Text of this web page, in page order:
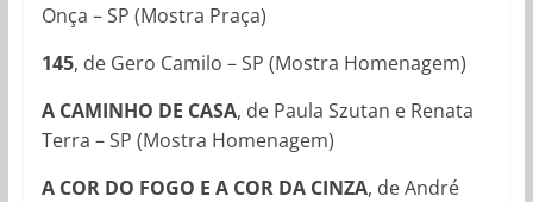
Onça – SP (Mostra Praça)
145, de Gero Camilo – SP (Mostra Homenagem)
A CAMINHO DE CASA, de Paula Szutan e Renata
Terra – SP (Mostra Homenagem)
A COR DO FOGO E A COR DA CINZA, de André